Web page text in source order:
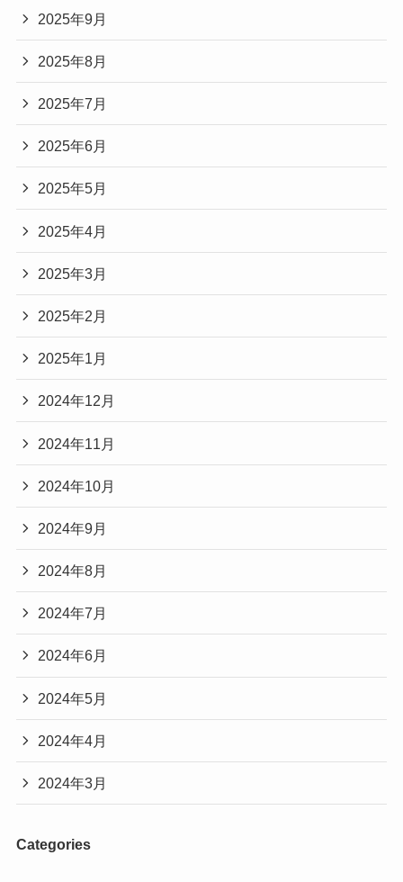
2025年9月
2025年8月
2025年7月
2025年6月
2025年5月
2025年4月
2025年3月
2025年2月
2025年1月
2024年12月
2024年11月
2024年10月
2024年9月
2024年8月
2024年7月
2024年6月
2024年5月
2024年4月
2024年3月
Categories